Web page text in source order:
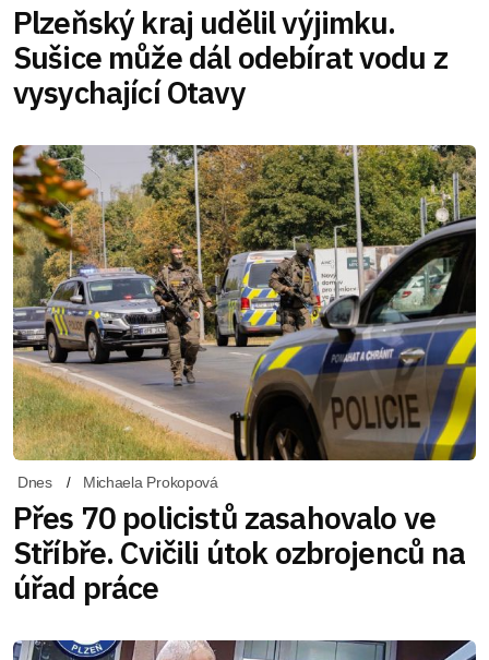
Plzeňský kraj udělil výjimku.
Sušice může dál odebírat vodu z
vysychající Otavy
Dnes Michaela Prokopová
Přes 70 policistů zasahovalo ve
Stříbře. Cvičili útok ozbrojenců na
úřad práce